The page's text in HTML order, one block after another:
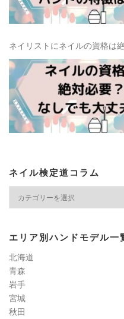
ネイリストにネイルの資格は
ネイル検定道コラム
定
コ
ラ
ム
エリア別ハンドモデル一
北海道
青森
岩手
宮城
秋田